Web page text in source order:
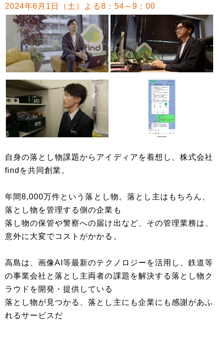
2024年6月1日（土）よる8：54～9：00
自身の落とし物課題からアイディアを着想し、株式会社
findを共同創業。
年間8,000万件という落とし物。落とし主はもちろん、
落とし物を管理する側の企業も
落し物の保管や警察への届け出など、その管理業務は、
意外に大変でコストがかかる。
高島は、画像AI等最新のテクノロジーを活用し、鉄道等
の事業会社と落とし主両者の課題を解決する落とし物ク
ラウドを開発・提供している
落とし物が見つかる、落とし主にも企業にも感謝があふ
れるサービスだ